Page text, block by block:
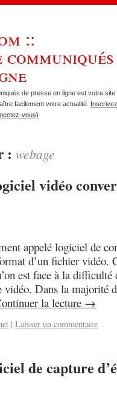
::
de presse en ligne est votre site
facilement votre actualité.
vous)
: webage
vidéo
appelé logiciel de
d’un fichier vidéo.
est face à la difficulté
vidéo. Dans la majorité
la lecture →
| Laisser un commentaire
de capture